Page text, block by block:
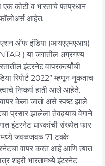
एक कोटी व भारताचे पंतप्रधान
आहेत.
ऑफ इंडिया (आयएएमएआय)
) या जगातील अग्रगण्य
इंटरनेट वापरकर्त्यांची
रिपोर्ट 2022” म्हणून नुकताच
निष्कर्ष हाती आले आहेते.
केला जातो असे स्पष्ट झाले
प्रसार झालेला तेवढ्याच वेगाने
इंटरनेट धारकांची संख्येत फार
जवळजवळ 71 टक्के
वापर करत आहे आणि त्यात
शहरी भारतामध्ये इंटरनेट